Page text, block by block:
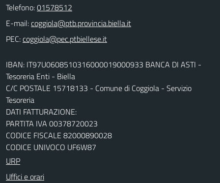
Telefono:01578512
E-mail:
PEC:
IBAN: IT97U0608510316000019000933 BANCA DI ASTI -
Tesoreria Enti - Biella
C/C POSTALE 15718133 - Comune di Coggiola - Servizio
Tesoreria
DATI FATTURAZIONE:
PARTITA IVA 00378720023
CODICE FISCALE 82000890028
CODICE UNIVOCO UF6W87
URP
Uffici e orari